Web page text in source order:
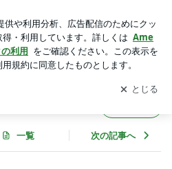
ログの更新通知
を受け取りまし
開く
一覧 次の記事へ